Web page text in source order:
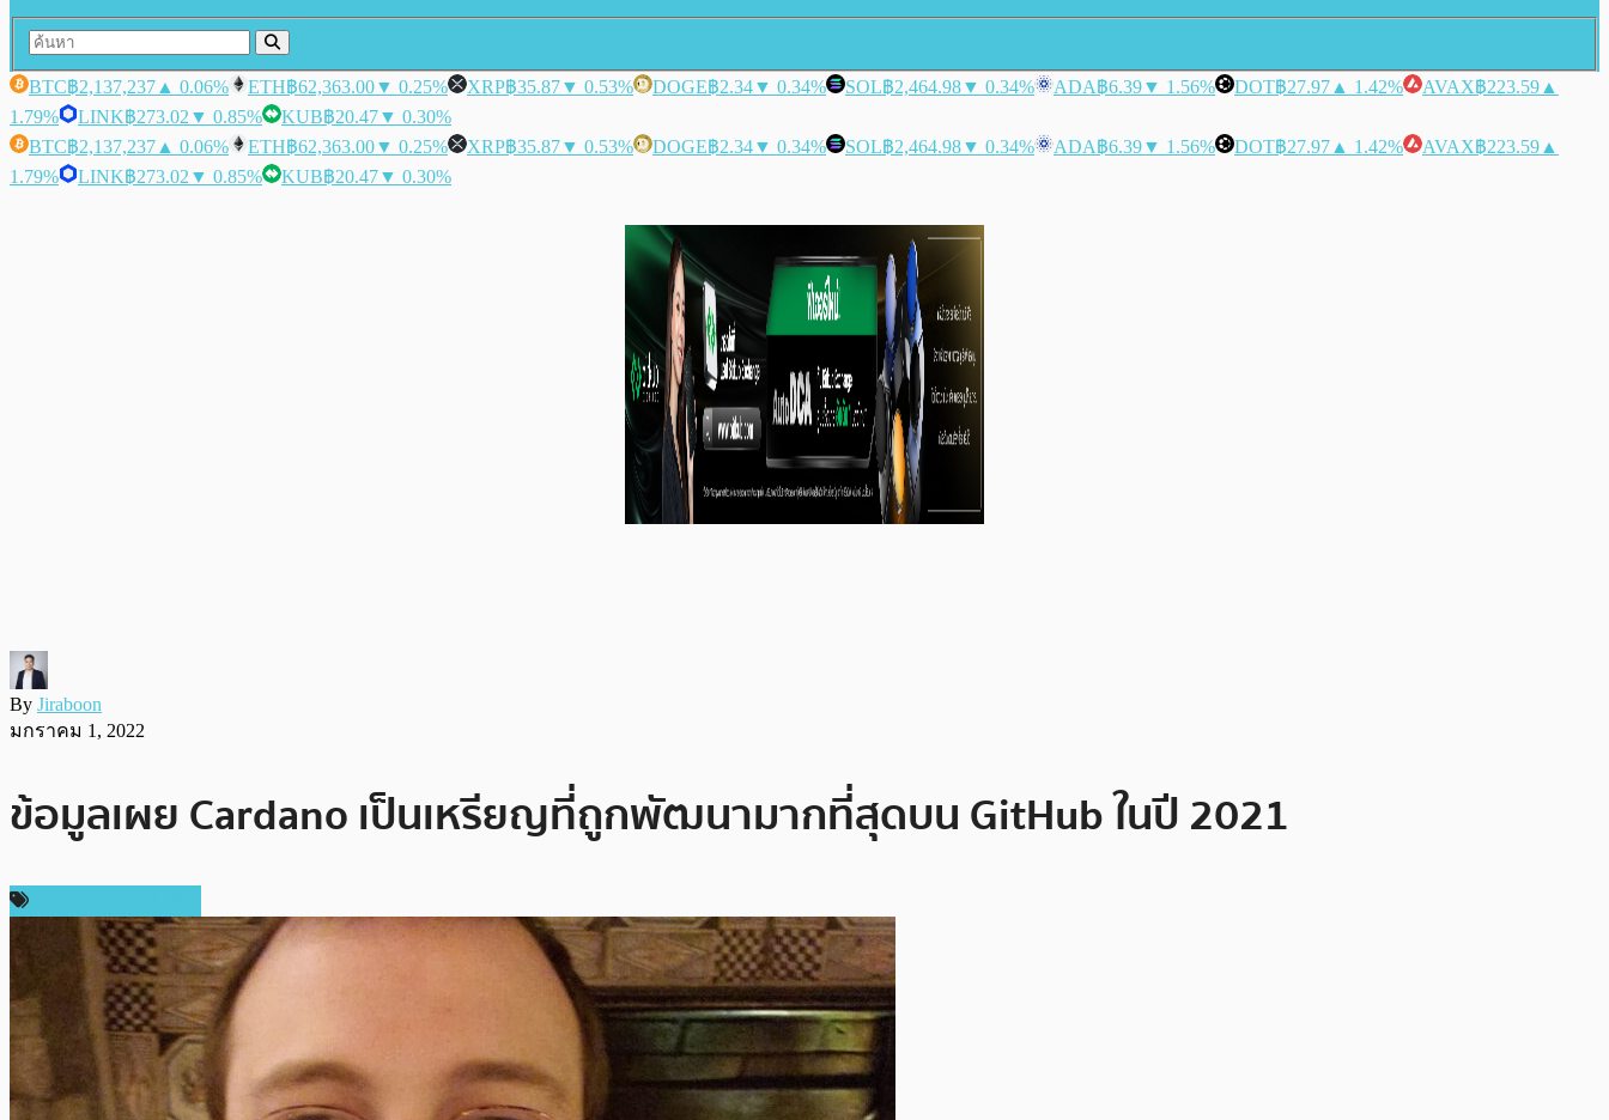
BTC฿2,137,237 ▲ 0.06% ETH฿62,363.00▼ 0.25% XRP฿35.87▼ 0.53% DOGE฿2.34▼ 0.34% SOL฿2,464.98▼ 0.34% ADA฿6.39▼ 1.56% DOT฿27.97 ▲ 1.42% AVAX฿223.59 ▲
1.79%
LINK฿273.02 ▼ 0.85% KUB฿20.47▼ 0.30%
BTC฿2,137,237 ▲ 0.06% ETH฿62,363.00▼ 0.25% XRP฿35.87▼ 0.53% DOGE฿2.34▼ 0.34% SOL฿2,464.98▼ 0.34% ADA฿6.39▼ 1.56% DOT฿27.97 ▲ 1.42% AVAX฿223.59 ▲
1.79%
LINK฿273.02 ▼ 0.85% KUB฿20.47▼ 0.30%
By Jiraboon
มกราคม 1, 2022
ข้อมูลเผย Cardano เป็นเหรียญที่ถูกพัฒนามากที่สุดบน GitHub ในปี 2021